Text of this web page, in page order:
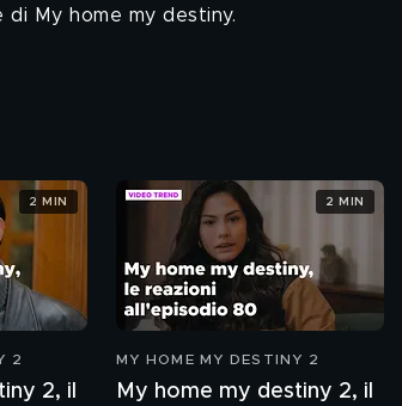
My home my destiny.
2
2, il
2 MIN
MY HOME MY DESTINY 2
My home my destiny 2, il
2 MIN